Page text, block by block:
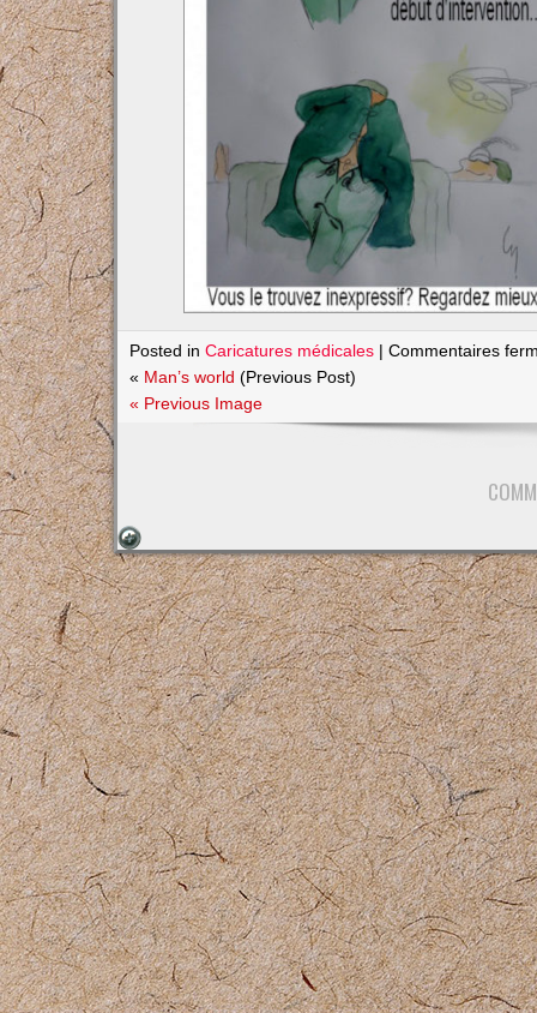
Posted inCaricatures médicales |Commentaires
« Man’s world (Previous Post)
« Previous Image